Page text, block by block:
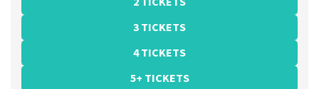
3 TICKETS
4 TICKETS
5+ TICKETS